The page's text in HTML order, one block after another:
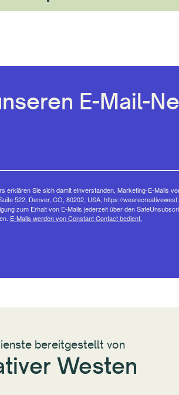
E-Mail-
erklären Sie sich damit einverstanden, Marketing-E-Mails
522, Denver, CO, 80202, USA, https://
zum Erhalt von E-Mails jederzeit über den
E-Mails werden von Constant Contact bedient.
bereitgestellt von
Westen